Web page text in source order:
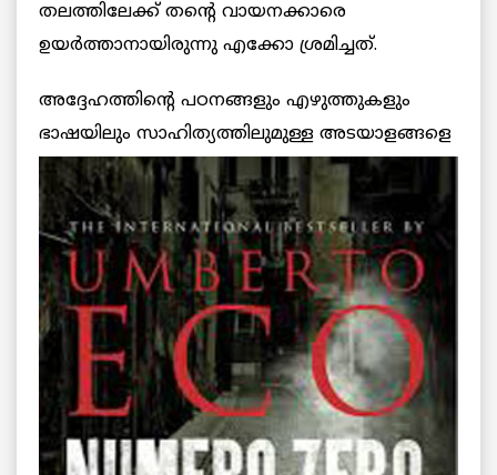
തലത്തിലേക്ക് തന്റെ വായനക്കാരെ
ഉയര്‍ത്താനായിരുന്നു എക്കോ ശ്രമിച്ചത്.
അദ്ദേഹത്തിന്റെ പഠനങ്ങളും എഴുത്തുകളും
ഭാഷയിലും സാഹിത്യത്തിലുമുള്ള അടയാളങ്ങളെ